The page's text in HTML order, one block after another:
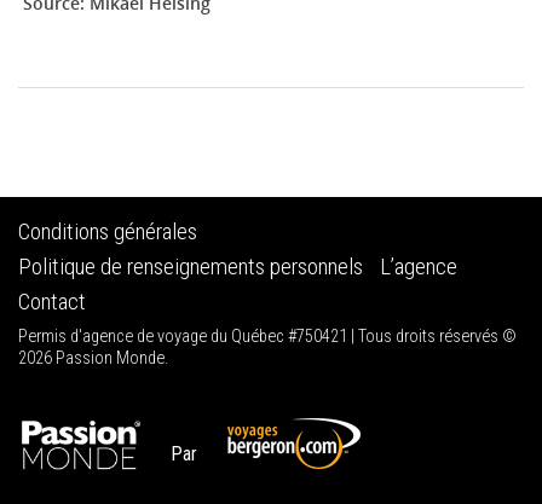
Conditions générales
Politique de renseignements personnels
L’agence
Contact
Permis d'agence de voyage du Québec #750421 | Tous droits réservés ©
2026 Passion Monde.
Par